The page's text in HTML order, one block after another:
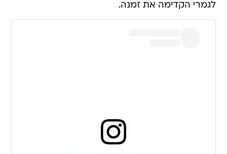
לגמרי הקדימה את זמנה.